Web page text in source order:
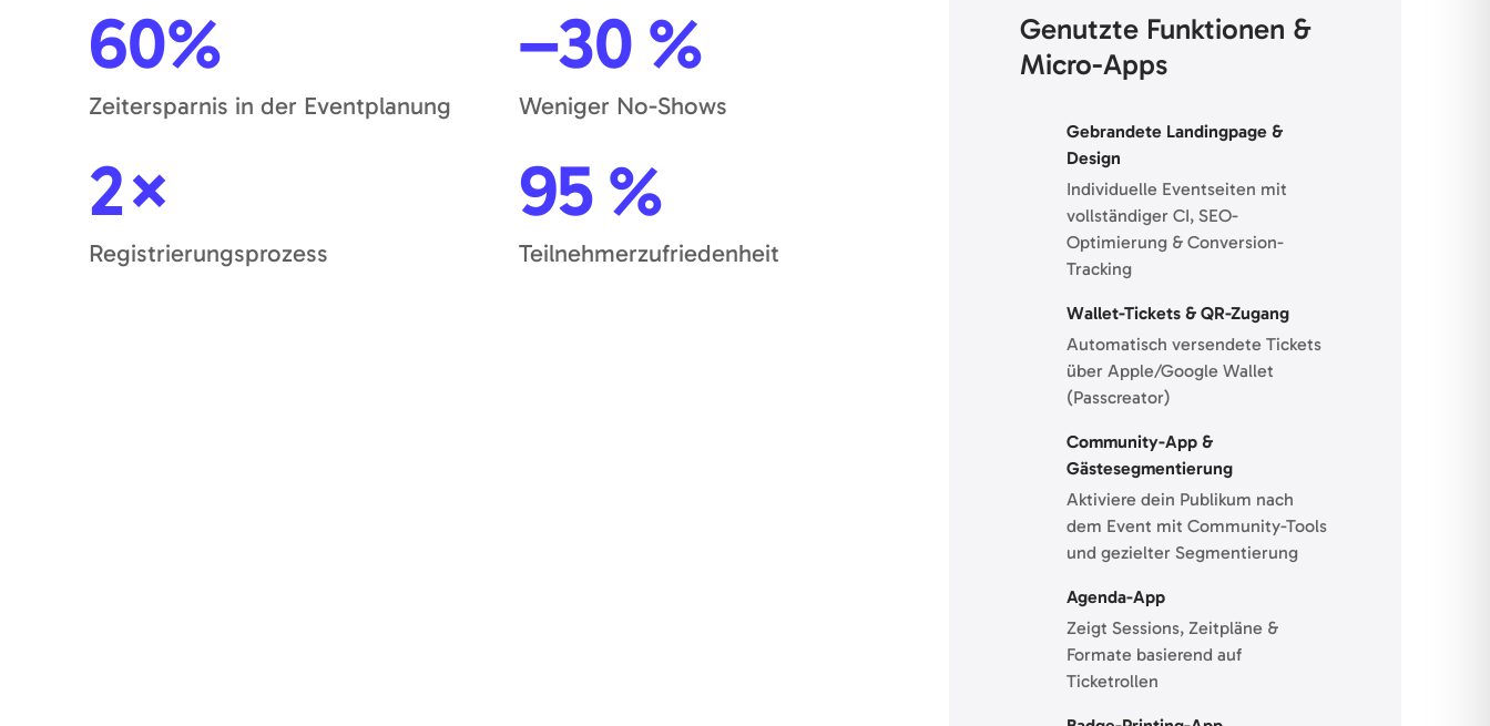
60%
Zeitersparnis in der Eventplanung
–30 %
Weniger No-Shows
2×
Registrierungsprozess
95 %
Teilnehmerzufriedenheit
Genutzte Funktionen &
Micro-Apps
Gebrandete Landingpage &
Design
Individuelle Eventseiten mit
vollständiger CI, SEO-
Optimierung & Conversion-
Tracking
Wallet-Tickets & QR-Zugang
Automatisch versendete Tickets
über Apple/Google Wallet
(Passcreator)
Community-App &
Gästesegmentierung
Aktiviere dein Publikum nach
dem Event mit Community-Tools
und gezielter Segmentierung
Agenda-App
Zeigt Sessions, Zeitpläne &
Formate basierend auf
Ticketrollen